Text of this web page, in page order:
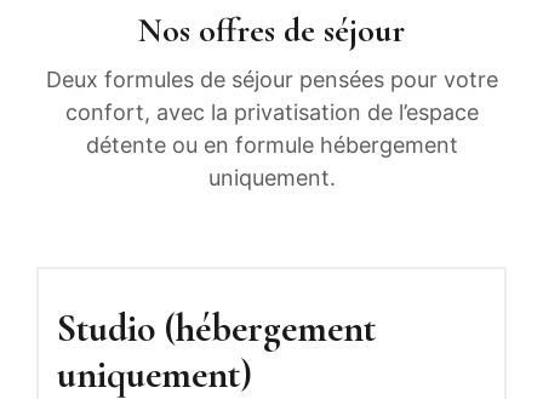
Nos offres de séjour
Deux formules de séjour pensées pour votre
confort, avec la privatisation de l’espace
détente ou en formule hébergement
uniquement.
Studio (hébergement
uniquement)